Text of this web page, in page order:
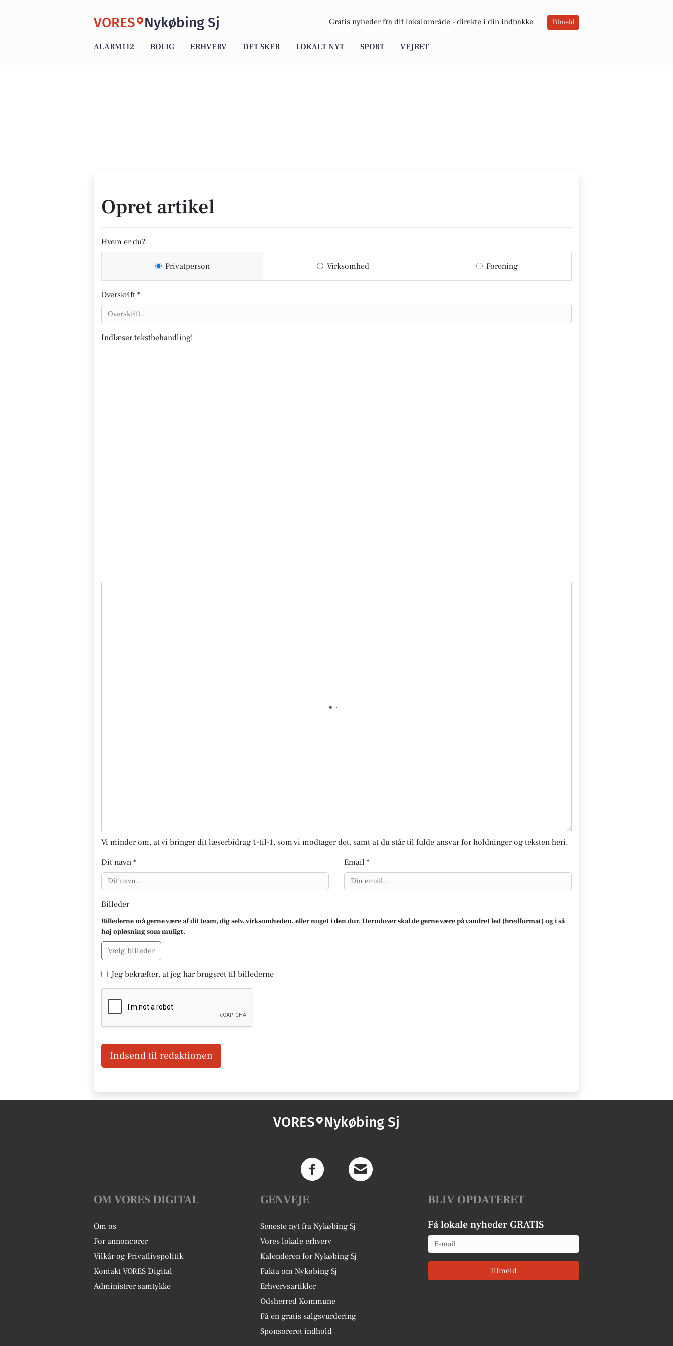
VORES Nykøbing Sj Gratis nyheder fra dit lokalområde - direkte i din indbakke Tilmeld
ALARM112 BOLIG ERHVERV DET SKER LOKALT NYT SPORT VEJRET
Opret artikel
Hvem er du?
Privatperson Virksomhed Forening
Overskrift *
Indlæser tekstbehandling!
Vi minder om, at vi bringer dit læserbidrag 1-til-1, som vi modtager det, samt at du står til fulde ansvar for holdninger og teksten heri.
Dit navn *
Email *
Billeder
Billederne må gerne være af dit team, dig selv, virksomheden, eller noget i den dur. Derudover skal de gerne være på vandret led (bredformat) og i så
høj opløsning som muligt.
Vælg billeder
Jeg bekræfter, at jeg har brugsret til billederne
Indsend til redaktionen
VORES Nykøbing Sj
OM VORES DIGITAL
Om os
For annoncører
Vilkår og Privatlivspolitik
Kontakt VORES Digital
Administrer samtykke
GENVEJE
Seneste nyt fra Nykøbing Sj
Vores lokale erhverv
Kalenderen for Nykøbing Sj
Fakta om Nykøbing Sj
Erhvervsartikler
Odsherred Kommune
Få en gratis salgsvurdering
Sponsoreret indhold
BLIV OPDATERET
Få lokale nyheder GRATIS
Email
Tilmeld